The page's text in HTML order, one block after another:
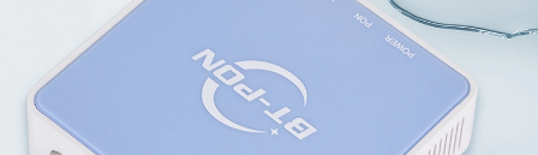
TENTANG
KAMI
TUR